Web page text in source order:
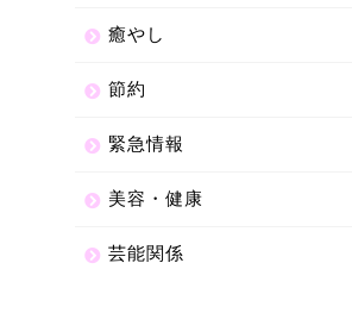
癒やし
節約
緊急情報
美容・健康
芸能関係